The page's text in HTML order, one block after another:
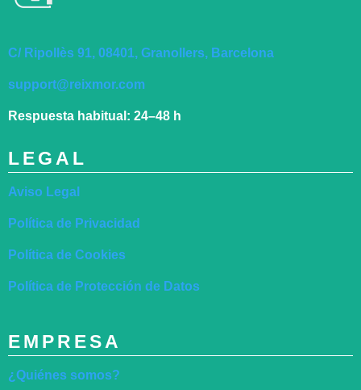
C/ Ripollès 91, 08401, Granollers, Barcelona
support@reixmor.com
Respuesta habitual: 24–48 h
LEGAL
Aviso Legal
Política de Privacidad
Política de Cookies
Política de Protección de Datos
EMPRESA
¿Quiénes somos?